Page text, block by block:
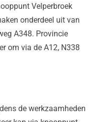
Velperbroek
onderdeel uit van
A348. Provincie
om via de A12, N338
de werkzaamheden